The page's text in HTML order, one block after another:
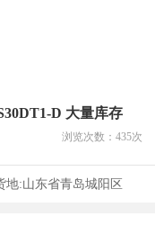
D 大量库存
浏览次数： 435次
地:山东省青岛城阳区